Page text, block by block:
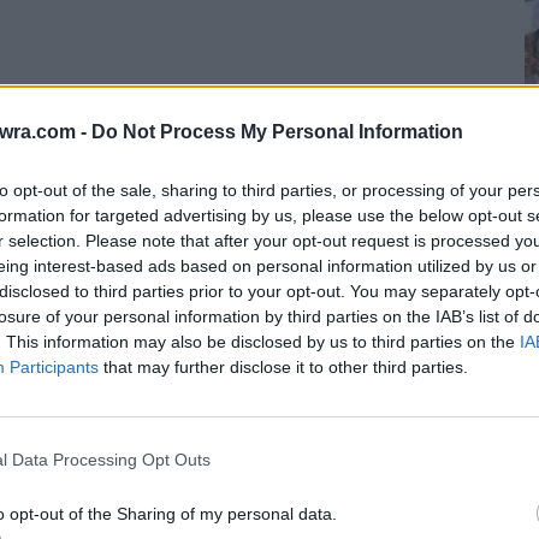
- Do Not Process My Personal Information
opt-out of the sale, sharing to third parties, or processing of your
for targeted advertising by us, please use the below opt-out
selection. Please note that after your opt-out request is processed
interest-based ads based on personal information utilized by us
to third parties prior to your opt-out. You may separately
of your personal information by third parties on the IAB’s list of
This information may also be disclosed by us to third parties on the
Participants that may further disclose it to other third parties.
Data Processing Opt Outs
opt-out of the Sharing of my personal data.
ηγεσίας και από εκείνα τα στελέχη της
της ριζοσπαστικής αριστεράς.
την εισήγηση του κ. Κασσελάκη, έκαναν
να ξεσηκώσει την αίθουσα,
των διαφωνούντων.